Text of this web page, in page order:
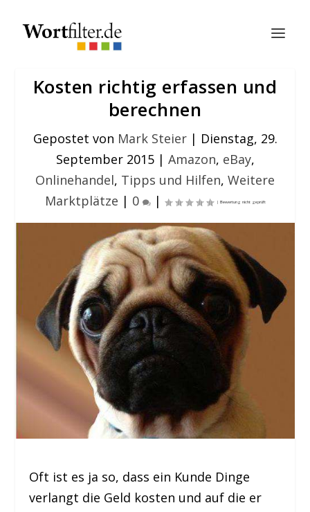
Kosten richtig erfassen und
berechnen
Gepostet von Mark Steier| Dienstag, 29.
September 2015| Amazon, eBay,
Onlinehandel, Tipps und Hilfen, Weitere
Marktplätze | 0 |
Oft ist es ja so, dass ein Kunde Dinge
verlangt die Geld kosten und auf die er